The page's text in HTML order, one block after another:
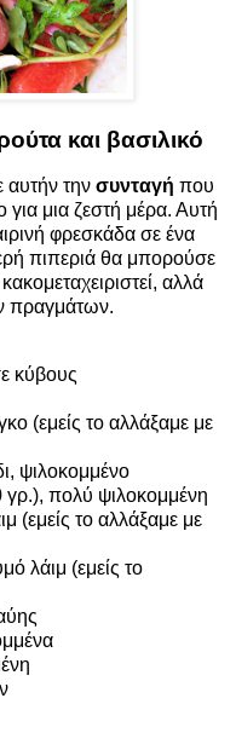
και βασιλικό
αυτήν την συνταγή που
για μια ζεστή μέρα. Αυτή
φρεσκάδα σε ένα
πιπεριά θα μπορούσε
αλλά
πραγμάτων.
κύβους
(εμείς το αλλάξαμε με
ψιλοκομμένο
γρ.), πολύ ψιλοκομμένη
(εμείς το αλλάξαμε με
λάιμ (εμείς το